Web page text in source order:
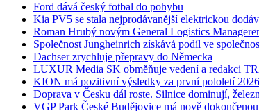
Ford dává český fotbal do pohybu
Kia PV5 se stala nejprodávanější elektrickou
Roman Hrubý novým General Logistics
Společnost Jungheinrich získává podíl ve
Dachser zrychluje přepravy do Německa
LUXUR Media SK obměňuje vedení a redakci
KION má pozitivní výsledky za první pololetí 2026
Doprava v Česku dál roste. Silnice dominují,
VGP Park České Budějovice má nově